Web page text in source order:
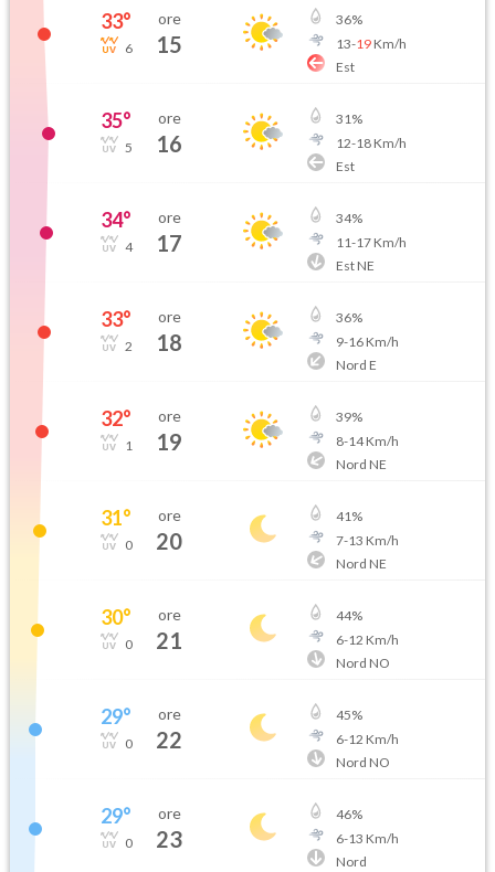
33°
6
ore
15
36%
13-19Km/h
Est
35°
5
ore
16
31%
12-18Km/h
Est
34°
4
ore
17
34%
11-17Km/h
Est NE
33°
2
ore
18
36%
9-16Km/h
Nord E
32°
1
ore
19
39%
8-14Km/h
Nord NE
31°
0
ore
20
41%
7-13 Km/h
Nord NE
30°
0
ore
21
44%
6-12 Km/h
Nord NO
29°
0
ore
22
45%
6-12 Km/h
Nord NO
29°
0
ore
23
46%
6-13 Km/h
Nord